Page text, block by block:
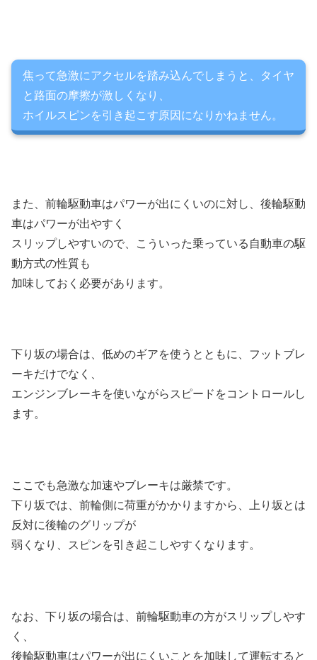
焦って急激にアクセルを踏み込んでしまうと、タイヤ
と路面の摩擦が激しくなり、
ホイルスピンを引き起こす原因になりかねません。
また、前輪駆動車はパワーが出にくいのに対し、後輪駆動
車はパワーが出やすく
スリップしやすいので、こういった乗っている自動車の駆
動方式の性質も
加味しておく必要があります。
下り坂の場合は、低めのギアを使うとともに、フットブレ
ーキだけでなく、
エンジンブレーキを使いながらスピードをコントロールし
ます。
ここでも急激な加速やブレーキは厳禁です。
下り坂では、前輪側に荷重がかかりますから、上り坂とは
反対に後輪のグリップが
弱くなり、スピンを引き起こしやすくなります。
なお、下り坂の場合は、前輪駆動車の方がスリップしやす
く、
後輪駆動車はパワーが出にくいことを加味して運転すると